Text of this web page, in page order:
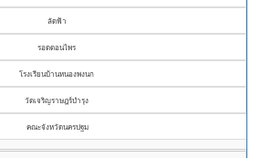
ลัดฟ้า
รอดดอนไพร
โรงเรียนบ้านหนองพงนก
วัดเจริญราษฎร์บำรุง
คณะจังหวัดนครปฐม